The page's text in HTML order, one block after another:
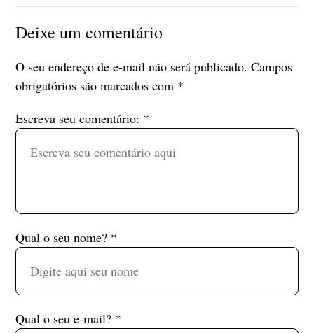
Deixe um comentário
O seu endereço de e-mail não será publicado. Campos
obrigatórios são marcados com *
Escreva seu comentário: *
Qual o seu nome? *
Qual o seu e-mail? *